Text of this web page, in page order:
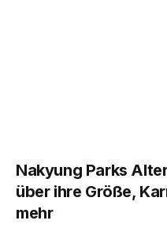
Nakyung Parks
über ihre Größe,
mehr